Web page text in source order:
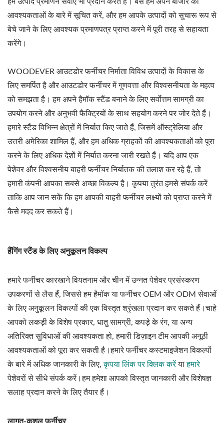
आवश्यकताओं के बारे में सूचित करें, और हम आपके उत्पादों को सुचारू रूप से
बेचे जाने के लिए आवश्यक प्रमाणपत्र प्राप्त करने में पूरी तरह से सहायता
करेंगे।
WOODEVER आउटडोर फर्नीचर निर्माता विविध उत्पादों के विकास के
लिए समर्पित है और आउटडोर फर्नीचर में गुणवत्ता और विश्वसनीयता के महत्व
को समझता है। हम अपने हैमॉक स्टैंड बनाने के लिए सर्वोत्तम सामग्री का
उपयोग करने और अनुभवी फैक्ट्रियों के साथ सहयोग करने पर जोर देते हैं।
हमारे स्टैंड विभिन्न क्षेत्रों में निर्यात किए जाते हैं, जिसमें ऑस्ट्रेलिया और
उत्तरी अमेरिका शामिल हैं, और हम अधिक ग्राहकों की आवश्यकताओं को पूरा
करने के लिए अधिक देशों में निर्यात करना जारी रखते हैं। यदि आप एक
पेशेवर और विश्वसनीय बाहरी फर्नीचर निर्यातक की तलाश कर रहे हैं, तो
हमारी कंपनी आपका सबसे अच्छा विकल्प है। कृपया तुरंत हमसे संपर्क करें
ताकि आप जान सकें कि हम आपकी बाहरी फर्नीचर लक्ष्यों को प्राप्त करने में
कैसे मदद कर सकते हैं।
हैंगिंग स्टैंड के लिए अनुकूलन विकल्प
हमारे फर्नीचर कारखाने वियतनाम और चीन में उन्नत पेशेवर प्रसंस्करण
उपकरणों से लैस हैं, जिससे हम हैमॉक या फर्नीचर OEM और ODM सेवाओं
के लिए अनुकूलन विकल्पों की एक विस्तृत श्रृंखला प्रदान कर सकते हैं।चाहे
आपको लकड़ी के विशेष प्रकार, धातु सामग्री, कपड़े के रंग, या अन्य
अतिरिक्त सुविधाओं की आवश्यकता हो, हमारी डिज़ाइन टीम आपकी अनूठी
आवश्यकताओं को पूरा कर सकती है।हमारे फर्नीचर कस्टमाइजेशन विकल्पों
के बारे में अधिक जानकारी के लिए,कृपया लिंक पर क्लिक करेंयाहमारे
पेशेवरों से सीधे संपर्क करें।हम हमेशा आपको विस्तृत जानकारी और विशेषज्ञ
सलाह प्रदान करने के लिए तैयार हैं।